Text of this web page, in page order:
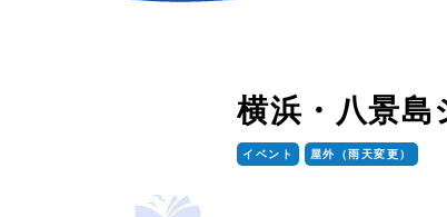
横浜・八景
イベント 屋外（雨天変更）